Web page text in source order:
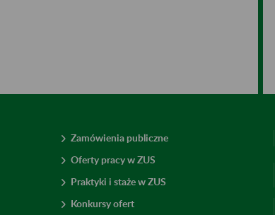
Zamówienia publiczne
Oferty pracy w ZUS
Praktyki i staże w ZUS
Konkursy ofert